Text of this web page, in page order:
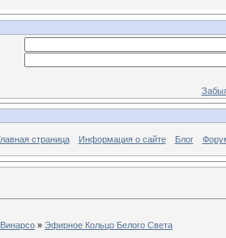
страница Информация о сайте Блог
» Эфирное Кольцо Белого Света